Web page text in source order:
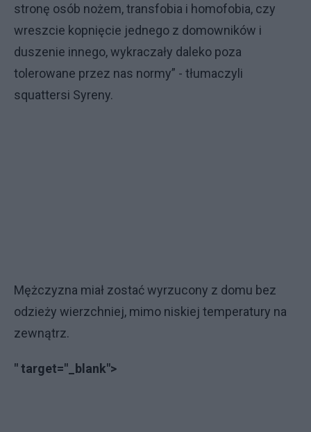
stronę osób nożem, transfobia i homofobia, czy
wreszcie kopnięcie jednego z domowników i
duszenie innego, wykraczały daleko poza
tolerowane przez nas normy” - tłumaczyli
squattersi Syreny.
Mężczyzna miał zostać wyrzucony z domu bez
odzieży wierzchniej, mimo niskiej temperatury na
zewnątrz.
" target="_blank">